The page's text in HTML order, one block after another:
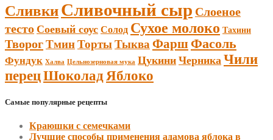
СливкиСливочный сыр Слоеное
тесто Соевый соус Солод Сухое молоко Тахини
ТворогТминТортыТыква ФаршФасоль
Фундук Халва Цельнозерновая мука Цукини Черника Чили
перецШоколад Яблоко
Самые популярные рецепты
Краюшки с семечками
Лучшие способы применения адамова яблока в